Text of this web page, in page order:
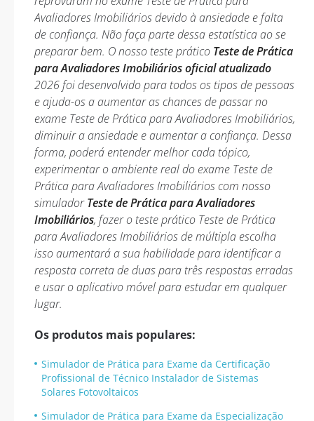
Avaliadores Imobiliários devido à ansiedade e falta
de confiança. Não faça parte dessa estatística ao se
preparar bem. O nosso teste prático Teste de Prática
para Avaliadores Imobiliários oficial atualizado
2026 foi desenvolvido para todos os tipos de pessoas
e ajuda-os a aumentar as chances de passar no
exame Teste de Prática para Avaliadores Imobiliários,
diminuir a ansiedade e aumentar a confiança. Dessa
forma, poderá entender melhor cada tópico,
experimentar o ambiente real do exame Teste de
Prática para Avaliadores Imobiliários com nosso
simuladorTeste de Prática para Avaliadores
Imobiliários, fazer o teste prático Teste de Prática
para Avaliadores Imobiliários de múltipla escolha
isso aumentará a sua habilidade para identificar a
resposta correta de duas para três respostas erradas
e usar o aplicativo móvel para estudar em qualquer
lugar.
Os produtos mais populares:
Simulador de Prática para Exame da Certificação
Profissional de Técnico Instalador de Sistemas
Solares Fotovoltaicos
Simulador de Prática para Exame da Especialização